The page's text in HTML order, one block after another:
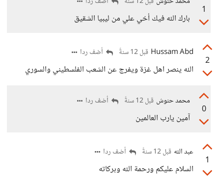
1
بارك الله فيك أخي علي من ليبيا الشقيق
2
Hussam Abd قبل 12 سنةً أضف ردا
الله ينصر اهل غزة ويفرج عن الشعب الفلسطيني والسوري
0
محمد حنوش قبل 12 سنةً أضف ردا
آمين يارب العالمين
1
عبد الله قبل 12 سنةً أضف ردا
السلام عليكم ورحمة الله وبركاته